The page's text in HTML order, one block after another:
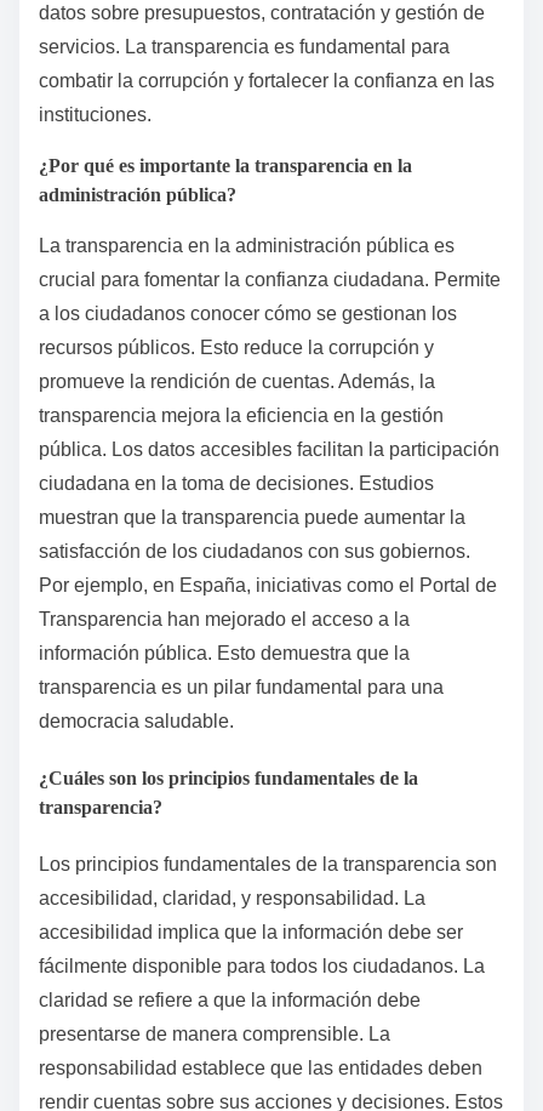
datos sobre presupuestos, contratación y gestión de
servicios. La transparencia es fundamental para
combatir la corrupción y fortalecer la confianza en las
instituciones.
¿Por qué es importante la transparencia en la
administración pública?
La transparencia en la administración pública es
crucial para fomentar la confianza ciudadana. Permite
a los ciudadanos conocer cómo se gestionan los
recursos públicos. Esto reduce la corrupción y
promueve la rendición de cuentas. Además, la
transparencia mejora la eficiencia en la gestión
pública. Los datos accesibles facilitan la participación
ciudadana en la toma de decisiones. Estudios
muestran que la transparencia puede aumentar la
satisfacción de los ciudadanos con sus gobiernos.
Por ejemplo, en España, iniciativas como el Portal de
Transparencia han mejorado el acceso a la
información pública. Esto demuestra que la
transparencia es un pilar fundamental para una
democracia saludable.
¿Cuáles son los principios fundamentales de la
transparencia?
Los principios fundamentales de la transparencia son
accesibilidad, claridad, y responsabilidad. La
accesibilidad implica que la información debe ser
fácilmente disponible para todos los ciudadanos. La
claridad se refiere a que la información debe
presentarse de manera comprensible. La
responsabilidad establece que las entidades deben
rendir cuentas sobre sus acciones y decisiones. Estos